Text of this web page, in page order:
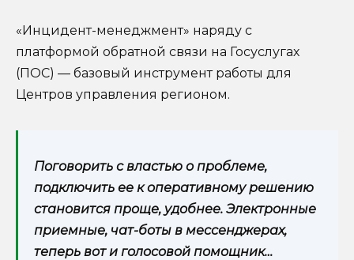
«Инцидент-менеджмент» наряду с
платформой обратной связи на Госуслугах
(ПОС) — базовый инструмент работы для
Центров управления регионом.
Поговорить с властью о проблеме,
подключить ее к оперативному решению
становится проще, удобнее. Электронные
приемные, чат-боты в мессенджерах,
теперь вот и голосовой помощник…